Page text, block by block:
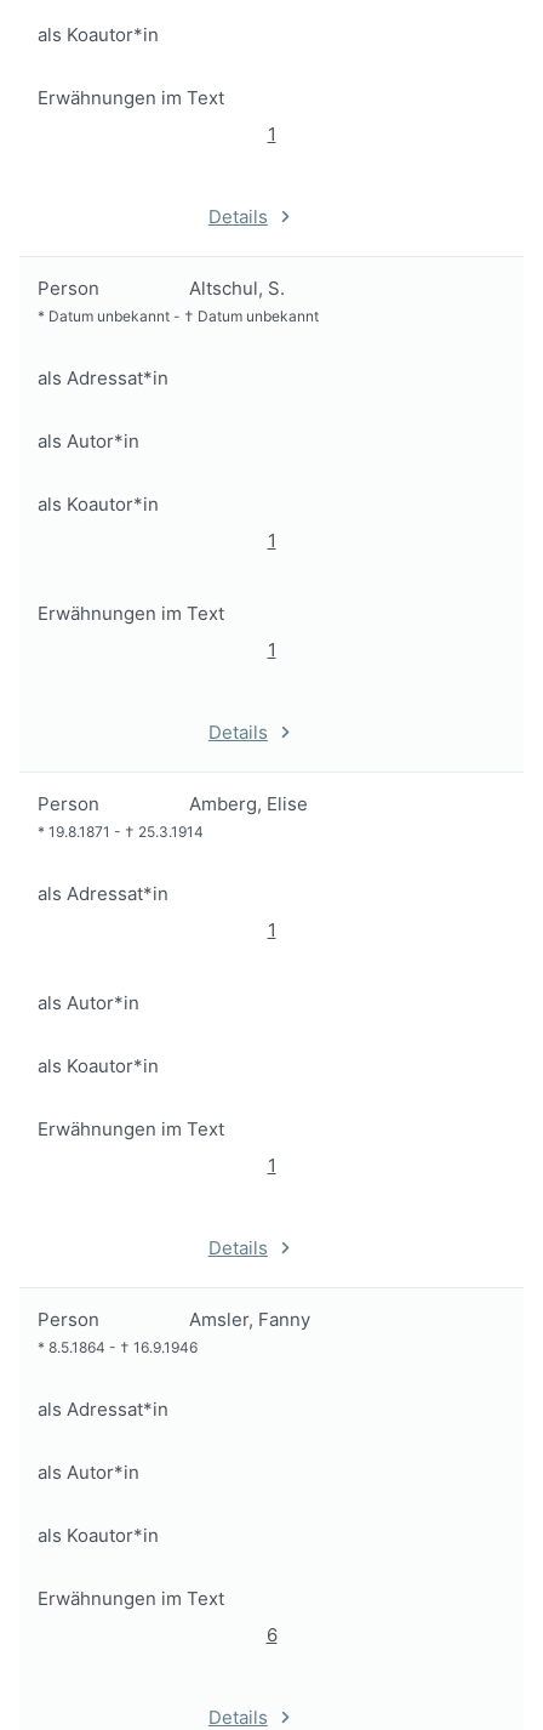
als Koautor*in
Erwähnungen im Text
1
Details
Person Altschul, S.
* Datum unbekannt - † Datum unbekannt
als Adressat*in
als Autor*in
als Koautor*in
1
Erwähnungen im Text
1
Details
Person Amberg, Elise
* 19.8.1871 - † 25.3.1914
als Adressat*in
1
als Autor*in
als Koautor*in
Erwähnungen im Text
1
Details
Person Amsler, Fanny
* 8.5.1864 - † 16.9.1946
als Adressat*in
als Autor*in
als Koautor*in
Erwähnungen im Text
6
Details